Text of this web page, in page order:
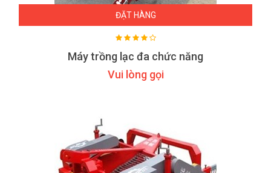
ĐẶT HÀNG
Máy trồng lạc đa chức năng
Vui lòng gọi